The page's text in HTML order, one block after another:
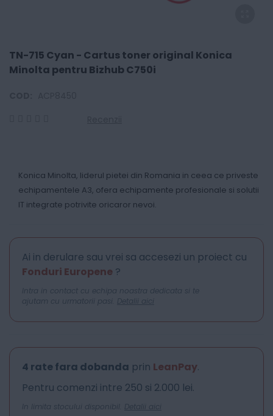
TN-715 Cyan - Cartus toner original Konica
Minolta pentru Bizhub C750i
Konica Minolta, liderul pietei din Romania in ceea ce priveste
echipamentele A3, ofera echipamente profesionale si solutii
IT integrate potrivite oricaror nevoi.
Ai in derulare sau vrei sa accesezi un proiect cu
Fonduri Europene ?
Intra in contact cu echipa noastra dedicata si te
ajutam cu urmatorii pasi. Detalii aici
4 rate fara dobanda prin LeanPay.
Pentru comenzi intre 250 si 2.000 lei.
In limita stocului disponibil. Detalii aici